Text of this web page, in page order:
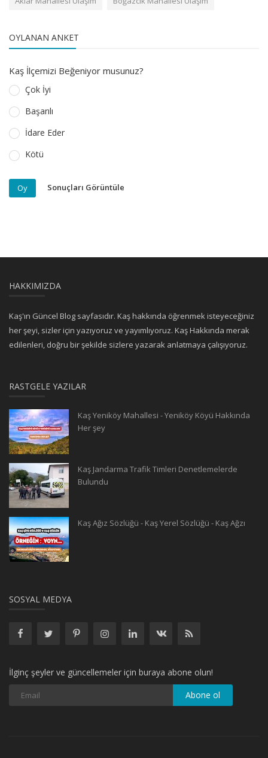
OYLANAN ANKET
Kaş İlçemizi Beğeniyor musunuz?
Çok İyi
Başarılı
İdare Eder
Kötü
Oy Sonuçları Görüntüle
HAKKIMIZDA
Kaş'ın Güncel Blog sayfasıdır. Kaş hakkında öğrenmek isteyeceğiniz
her şeyi, sizler için yazıyoruz ve yayımlıyoruz. Kaş Hakkında merak
edilenleri, doğru bir şekilde sizlere yazarak anlatmaya çalışıyoruz.
RASTGELE YAZILAR
Kaş Yeniköy Mahallesi - Yeniköy Köyü Hakkında
Her şey
Kaş Jandarma Trafik Timleri Denetlemelerde
Bulundu
Kaş Ağız Sözlüğü - Kaş Yerel Sözlüğü - Kaş Ağzı
SOSYAL MEDYA
İlginç şeyler ve güncellemeler için buraya abone olun!